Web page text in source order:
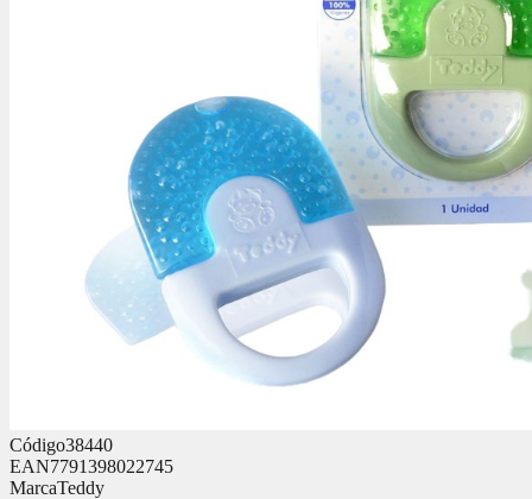
Código38440
EAN7791398022745
MarcaTeddy